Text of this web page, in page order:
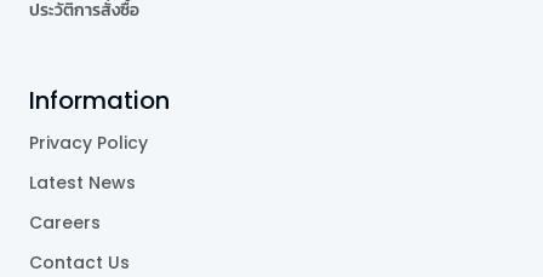
ประวัติการสั่งซื้อ
Information
Privacy Policy
Latest News
Careers
Contact Us